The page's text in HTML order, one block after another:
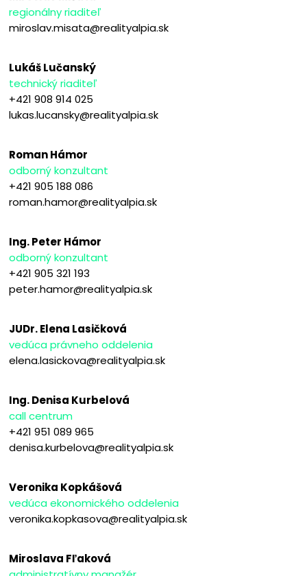
regionálny riaditeľ
miroslav.misata@realityalpia.sk
Lukáš Lučanský
technický riaditeľ
+421 908 914 025
lukas.lucansky@realityalpia.sk
Roman Hámor
odborný konzultant
+421 905 188 086
roman.hamor@realityalpia.sk
Ing. Peter Hámor
odborný konzultant
+421 905 321 193
peter.hamor@realityalpia.sk
JUDr. Elena Lasičková
vedúca právneho oddelenia
elena.lasickova@realityalpia.sk
Ing. Denisa Kurbelová
call centrum
+421 951 089 965
denisa.kurbelova@realityalpia.sk
Veronika Kopkášová
vedúca ekonomického oddelenia
veronika.kopkasova@realityalpia.sk
Miroslava Fľaková